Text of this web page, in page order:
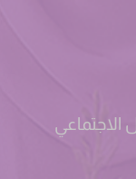
الاجتماعي